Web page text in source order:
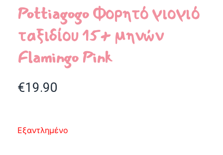
Pottiagogo Φορητό γιογιό
ταξιδίου 15+ μηνών
Flamingo Pink
€19.90
Εξαντλημένο